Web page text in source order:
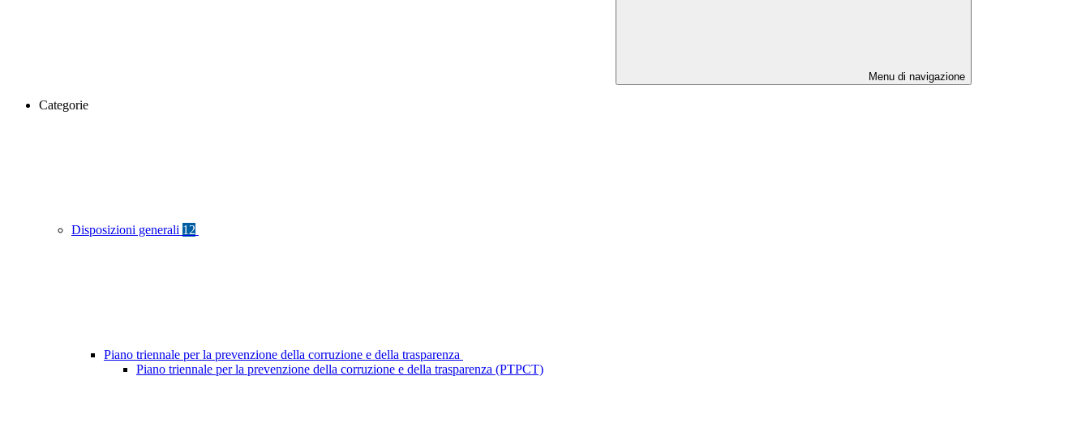
Menu di navigazione
Categorie
Disposizioni generali 12
Piano triennale per la prevenzione della corruzione e della trasparenza
Piano triennale per la prevenzione della corruzione e della trasparenza (PTPCT)